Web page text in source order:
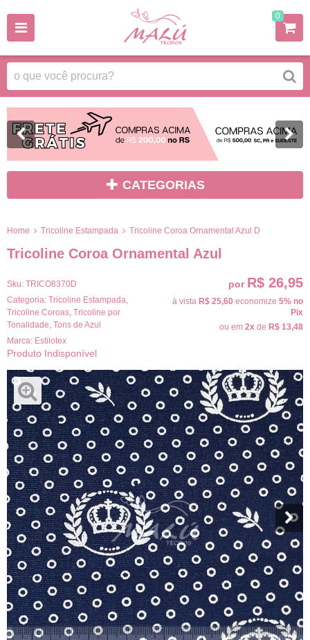
0
CATEGORIAS
Home Tricoline Estampada Tricoline Coroa Ornamental Azul D
Tricoline Coroa Ornamental Azul
Sku: TRICO8370D
Categoria: Tricoline Estampada
Tricoline Coroas Tricoline por
Tonalidade Tons de Azul
Marca: Estilotex
Produto Indisponível
por R$ 26,95
à vista R$ 25,60 economize 5% no
Pix
ou em 2x de R$ 13,48